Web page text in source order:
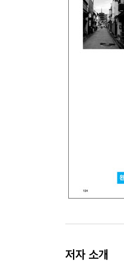
저자 소개